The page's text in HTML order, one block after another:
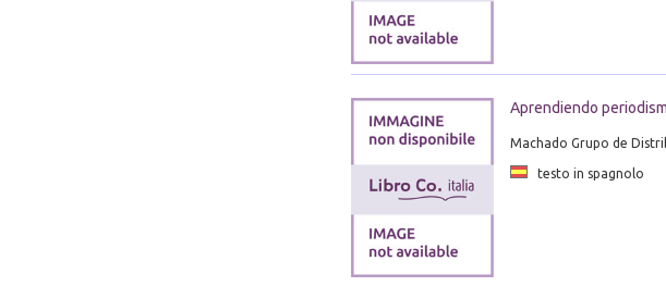
Aprendiendo
Machado Grupo de
testo in spagnolo